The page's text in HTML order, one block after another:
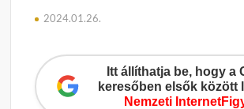
2024.01.26.
Itt állíthatja be, hogy a
keresőben elsők között
Nemzeti